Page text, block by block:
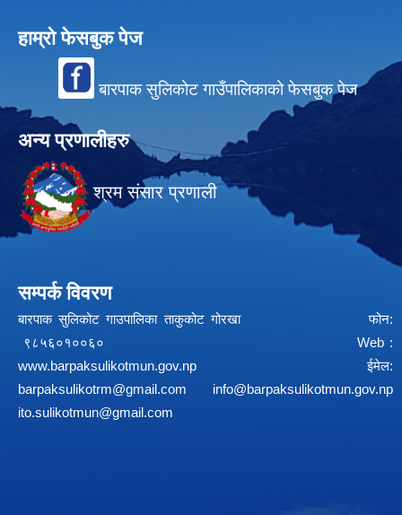
हाम्रो फेसबुक पेज
बारपाक सुलिकोट गाउँपालिकाको फेसबुक पेज
अन्य प्रणालीहरु
श्रम संसार प्रणाली
सम्पर्क विवरण
बारपाक सुलिकोट गाउपालिका ताकुकोट गोरखा फोन:
९८५६०१००६० Web :
www.barpaksulikotmun.gov.np
ईमेल:
barpaksulikotrm@gmail.com
info@barpaksulikotmun.gov.np
ito.sulikotmun@gmail.com